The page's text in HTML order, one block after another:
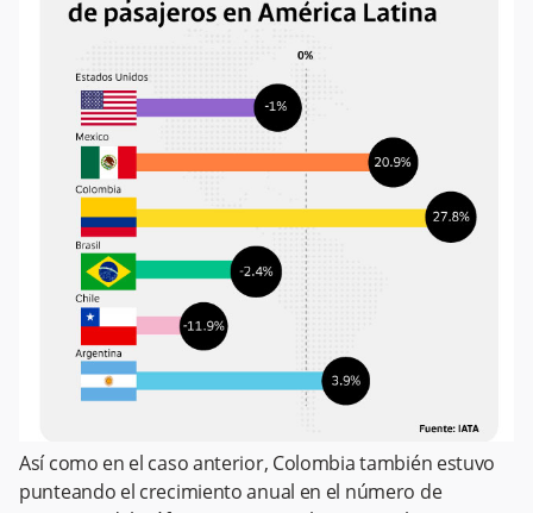
Así como en el caso anterior, Colombia también estuvo
punteando el crecimiento anual en el número de